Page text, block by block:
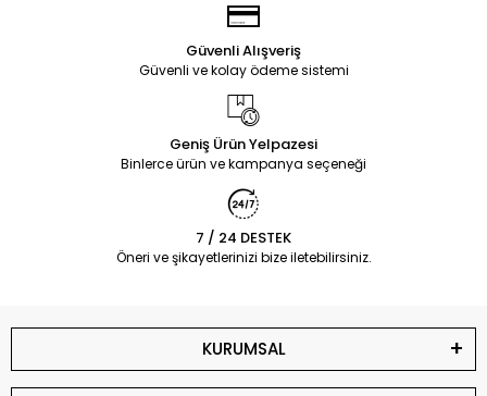
Güvenli Alışveriş
Güvenli ve kolay ödeme sistemi
Geniş Ürün Yelpazesi
Binlerce ürün ve kampanya seçeneği
7 / 24 DESTEK
Öneri ve şikayetlerinizi bize iletebilirsiniz.
KURUMSAL